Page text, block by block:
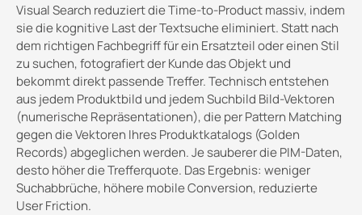
Visual Search reduziert die Time-to-Product massiv, indem
sie die kognitive Last der Textsuche eliminiert. Statt nach
dem richtigen Fachbegriff für ein Ersatzteil oder einen Stil
zu suchen, fotografiert der Kunde das Objekt und
bekommt direkt passende Treffer. Technisch entstehen
aus jedem Produktbild und jedem Suchbild Bild-Vektoren
(numerische Repräsentationen), die per Pattern Matching
gegen die Vektoren Ihres Produktkatalogs (Golden
Records) abgeglichen werden. Je sauberer die PIM-Daten,
desto höher die Trefferquote. Das Ergebnis: weniger
Suchabbrüche, höhere mobile Conversion, reduzierte
User Friction.